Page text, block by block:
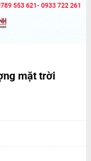
mặt trời